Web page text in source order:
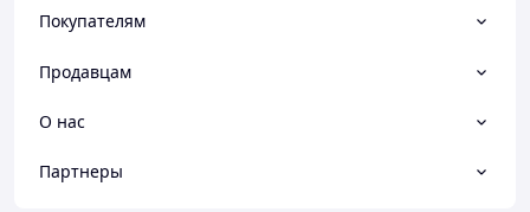
Покупателям
Продавцам
О нас
Партнеры